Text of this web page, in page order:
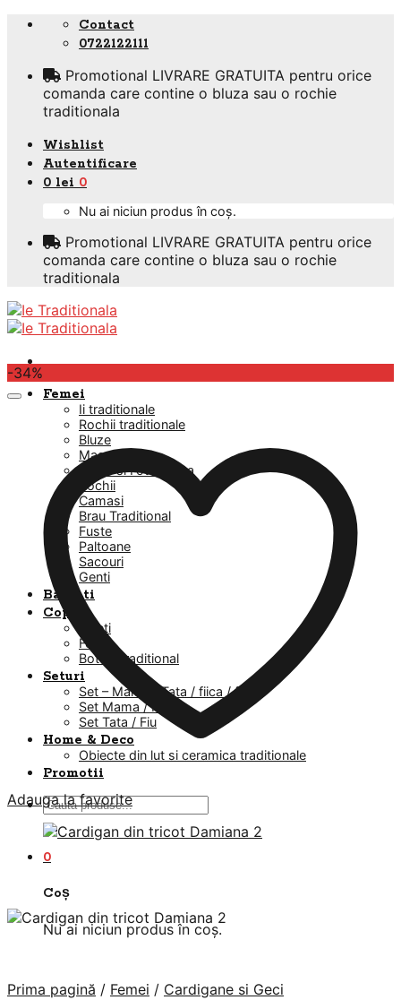
Skip
Contact
0722122111
Promotional LIVRARE GRATUITA pentru orice
comanda care contine o bluza sau o rochie
traditionala
Wishlist
Autentificare
0 lei 0
Nu ai niciun produs în coș.
Promotional LIVRARE GRATUITA pentru orice
comanda care contine o bluza sau o rochie
traditionala
Femei
Ii traditionale
Rochii traditionale
Bluze
Masuri mari
Veste si Fote Dama
Rochii
Camasi
Brau Traditional
Fuste
Paltoane
Sacouri
Genti
Barbati
Copii
Baieti
Fetite
Botez Traditional
Seturi
Set – Mama / Tata / fiica / fiu
Set Mama / Fiica
Set Tata / Fiu
Home & Deco
Obiecte din lut si ceramica traditionale
Promotii
Caută
după:
0
Coș
Nu ai niciun produs în coș.
-34%
Adauga la favorite
Prima pagină / Femei / Cardigane si Geci